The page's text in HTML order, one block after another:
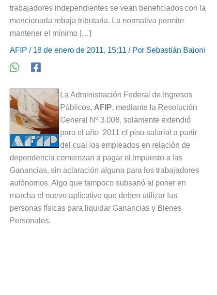
trabajadores independientes se vean beneficiados con la
mencionada rebaja tributaria. La normativa permite
mantener el mínimo […]
AFIP / 18 de enero de 2011, 15:11 / Por Sebastián Baioni
La Administración Federal de Ingresos
Públicos, AFIP, mediante la Resolución
General Nº 3.008, solamente extendió
para el año 2011 el piso salarial a partir
del cual los empleados en relación de
dependencia comienzan a pagar el Impuesto a las
Ganancias, sin aclaración alguna para los trabajadores
autónomos. Algo que tampoco subsanó al poner en
marcha el nuevo aplicativo que deben utilizar las
personas físicas para liquidar Ganancias y Bienes
Personales.